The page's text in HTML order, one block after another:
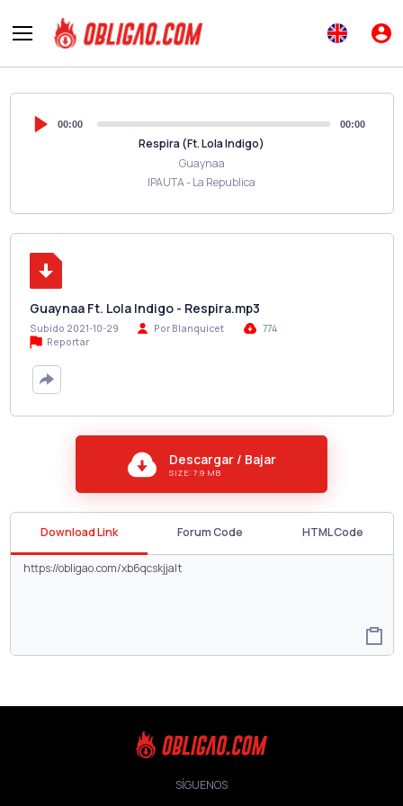
00:00 00:00
Respira (Ft. Lola Indigo)
Guaynaa
IPAUTA - La Republica
Guaynaa Ft. Lola Indigo - Respira.mp3
Subido 2021-10-29 Por Blanquicet
774
Reportar
Descargar / Bajar
SIZE: 7.9 MB
Download Link Forum Code HTML Code
SÍGUENOS